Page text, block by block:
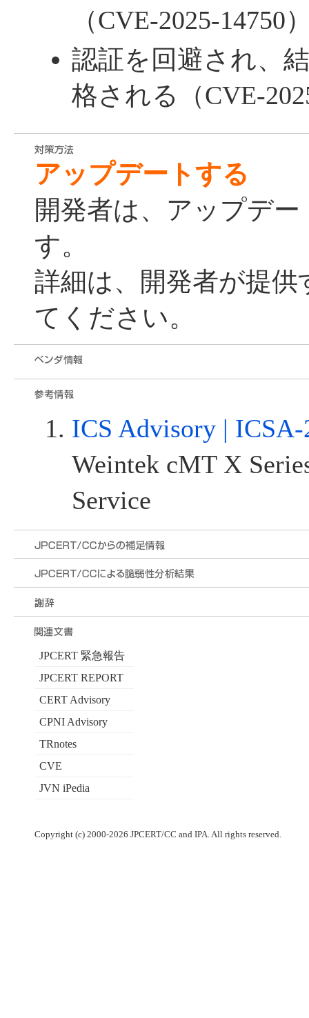
（CVE-2025-14750
認証を回避され、
格される（CVE-
アップデートする
開発者は、アップデ
す。
詳細は、開発者が提供
てください。
ICS Advisory | ICSA-
Weintek cMT X
Service
JPCERT 緊急報告
JPCERT REPORT
CERT Advisory
CPNI Advisory
TRnotes
CVE
JVN iPedia
Copyright (c) 2000-2026 JPCERT/CC and IPA. All rights reserved.